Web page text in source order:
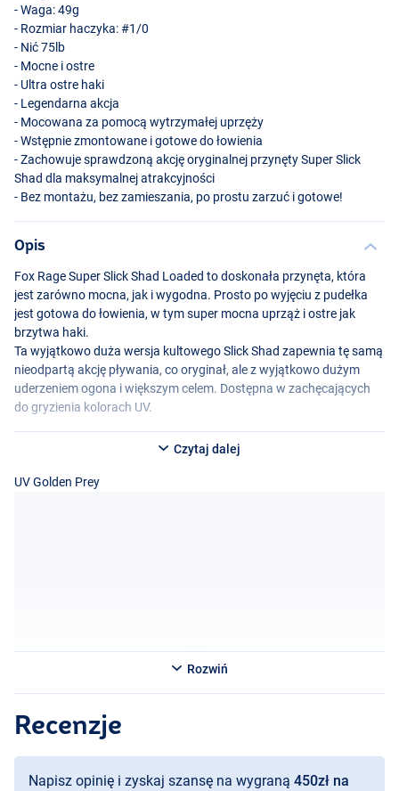
UV Silver Ghost
- Waga: 49g
- Rozmiar haczyka: #1/0
- Nić 75lb
- Mocne i ostre
- Ultra ostre haki
- Legendarna akcja
- Mocowana za pomocą wytrzymałej uprzęży
- Wstępnie zmontowane i gotowe do łowienia
- Zachowuje sprawdzoną akcję oryginalnej przynęty Super Slick
Shad dla maksymalnej atrakcyjności
- Bez montażu, bez zamieszania, po prostu zarzuć i gotowe!
Opis
Fox Rage Super Slick Shad Loaded to doskonała przynęta, która
jest zarówno mocna, jak i wygodna. Prosto po wyjęciu z pudełka
jest gotowa do łowienia, w tym super mocna uprząż i ostre jak
brzytwa haki.
Ta wyjątkowo duża wersja kultowego Slick Shad zapewnia tę samą
nieodpartą akcję pływania, co oryginał, ale z wyjątkowo dużym
uderzeniem ogona i większym celem. Dostępna w zachęcających
do gryzienia kolorach UV.
Czytaj dalej
UV Golden Prey
Rozwiń
Recenzje
Napisz opinię i zyskaj szansę na wygraną 450zł na